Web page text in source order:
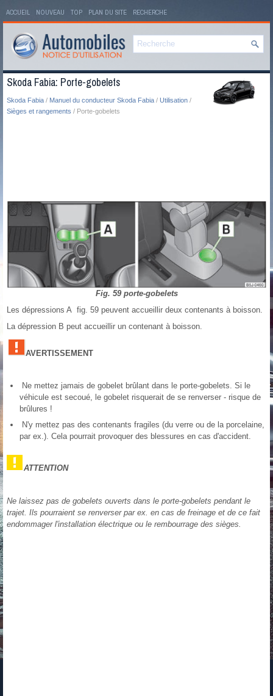
ACCUEIL NOUVEAU TOP PLAN DU SITE RECHERCHE
Skoda Fabia: Porte-gobelets
Skoda Fabia / Manuel du conducteur Skoda Fabia / Utilisation /
Sièges et rangements / Porte-gobelets
Fig. 59 porte-gobelets
Les dépressions A fig. 59 peuvent accueillir deux contenants à boisson.
La dépression B peut accueillir un contenant à boisson.
AVERTISSEMENT
Ne mettez jamais de gobelet brûlant dans le porte-gobelets. Si le
véhicule est secoué, le gobelet risquerait de se renverser - risque de
brûlures !
N'y mettez pas des contenants fragiles (du verre ou de la porcelaine,
par ex.). Cela pourrait provoquer des blessures en cas d'accident.
ATTENTION
Ne laissez pas de gobelets ouverts dans le porte-gobelets pendant le
trajet. Ils pourraient se renverser par ex. en cas de freinage et de ce fait
endommager l'installation électrique ou le rembourrage des sièges.